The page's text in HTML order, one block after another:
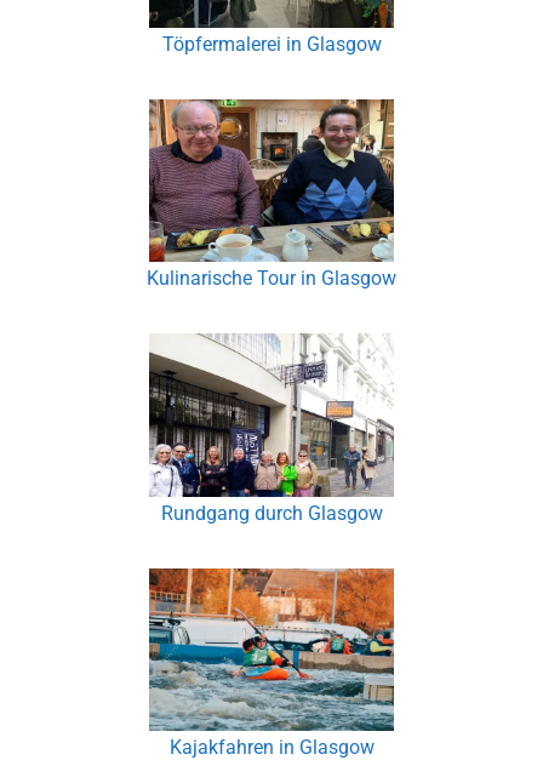
Töpfermalerei in Glasgow
Kulinarische Tour in Glasgow
Rundgang durch Glasgow
Kajakfahren in Glasgow